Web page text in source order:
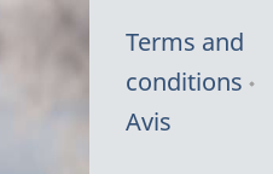
Terms and
conditions
Avis